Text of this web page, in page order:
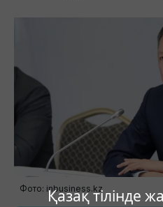
Қазақ тілінде
Фото: inbusiness.kz